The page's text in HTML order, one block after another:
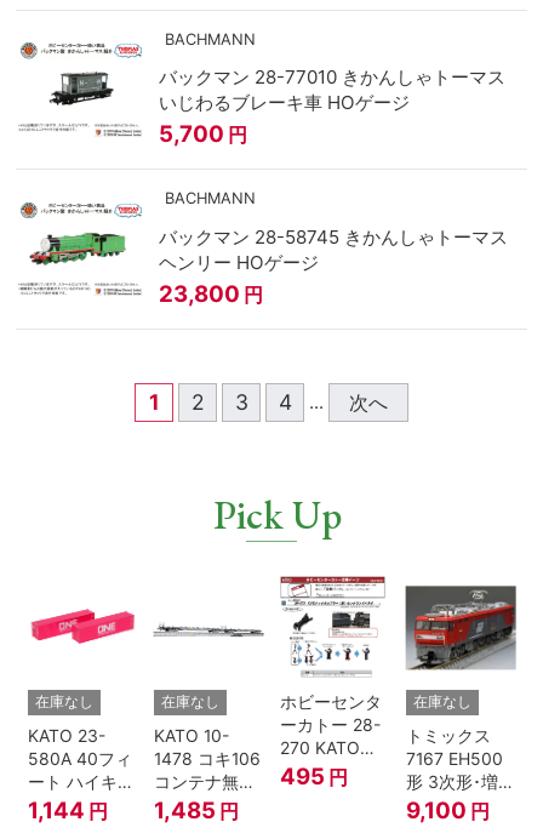
BACHMANN
バックマン 28-77010 きかんしゃトーマス
いじわるブレーキ車 HOゲージ
5,700 円
BACHMANN
バックマン 28-58745 きかんしゃトーマス
ヘンリー HOゲージ
23,800 円
1 2 3 4 ... 次へ
Pick Up
在庫なし
KATO 23-
580A 40フィ
ート ハイキュ
ーブコンテナ
ONE マゼンタ
1,144 円
在庫なし
KATO 10-
1478 コキ106
コンテナ無積
載 2両セット
鉄道模型 Nゲ
1,485 円
ホビーセンタ
ーカトー 28-
270 KATOナ
ックルカプラ
ー 黒 センタ
495 円
在庫なし
トミックス
7167 EH500
形 3次形･増備
型
9,100 円